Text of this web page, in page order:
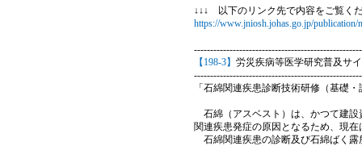
↓↓↓ 以下のリンク先で内容をご覧く
https://www.jniosh.johas.go.jp/publication/
【198-3】 労災疾病等医学研究普及サ
「石綿関連疾患診断技術研修（基礎
石綿（アスベスト）は、かつて建設
関連疾患発症の原因となるため、現
石綿関連疾患の診断及び石綿ばく露